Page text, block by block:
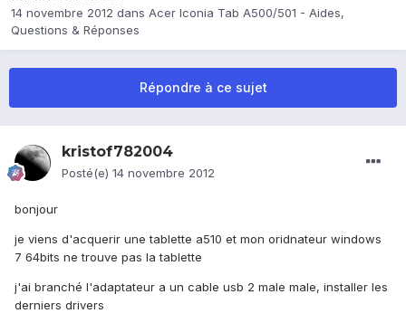
14 novembre 2012 dans Acer Iconia Tab A500/501 - Aides,
Questions & Réponses
Répondre à ce sujet
kristof782004
Posté(e) 14 novembre 2012
bonjour
je viens d'acquerir une tablette a510 et mon oridnateur windows
7 64bits ne trouve pas la tablette
j'ai branché l'adaptateur a un cable usb 2 male male, installer les
derniers drivers